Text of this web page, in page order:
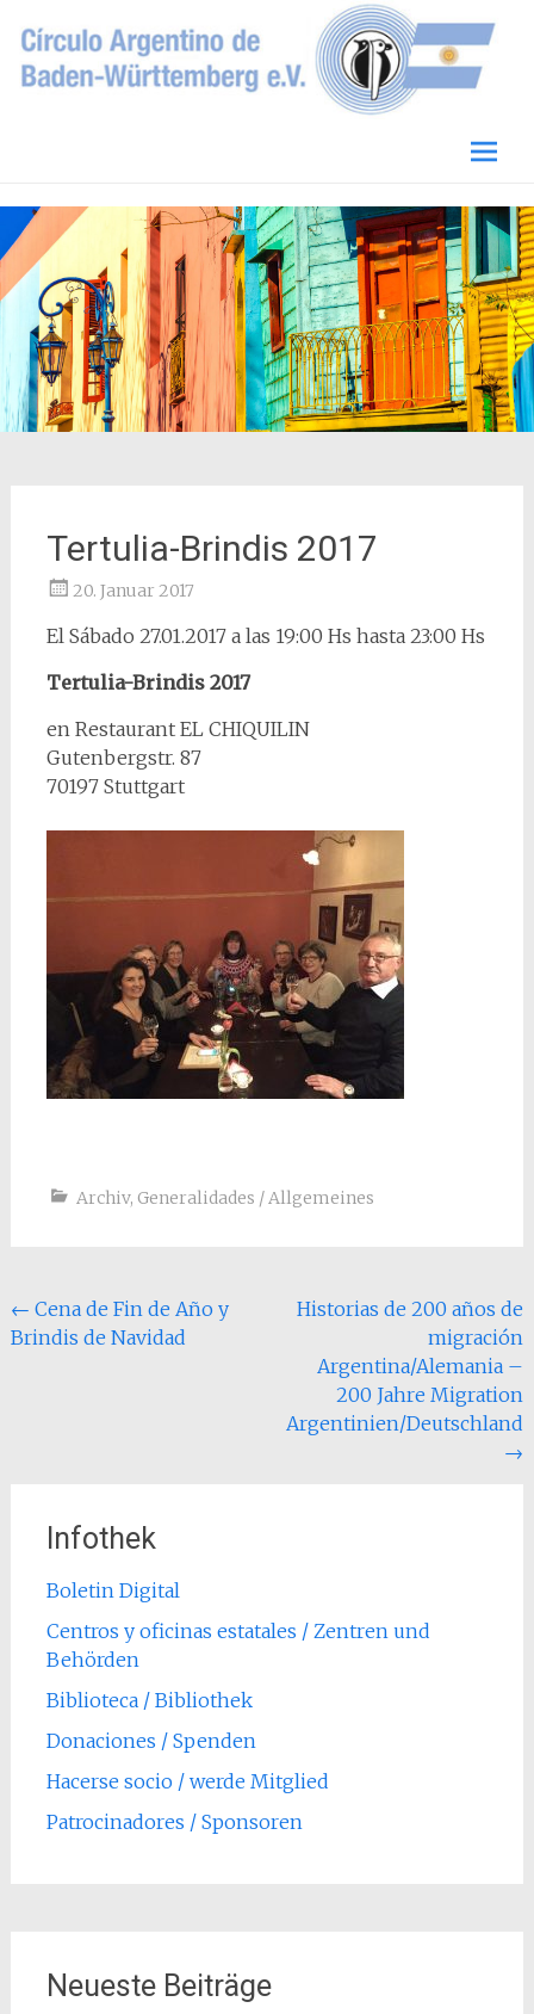
Circulo Argentino de Baden-Württemberg
to
Tertulia-Brindis 2017
20. Januar 2017
El Sábado 27.01.2017 a las 19:00 Hs hasta 23:00 Hs
Tertulia-Brindis 2017
en Restaurant EL CHIQUILIN
Gutenbergstr. 87
70197 Stuttgart
Archiv, Generalidades / Allgemeines
Post
navigation
← Cena de Fin de Año y
Brindis de Navidad
Historias de 200 años de
migración
Argentina/Alemania –
200 Jahre Migration
Argentinien/Deutschland
→
Infothek
Boletin Digital
Centros y oficinas estatales / Zentren und
Behörden
Biblioteca / Bibliothek
Donaciones / Spenden
Hacerse socio / werde Mitglied
Patrocinadores / Sponsoren
Neueste Beiträge